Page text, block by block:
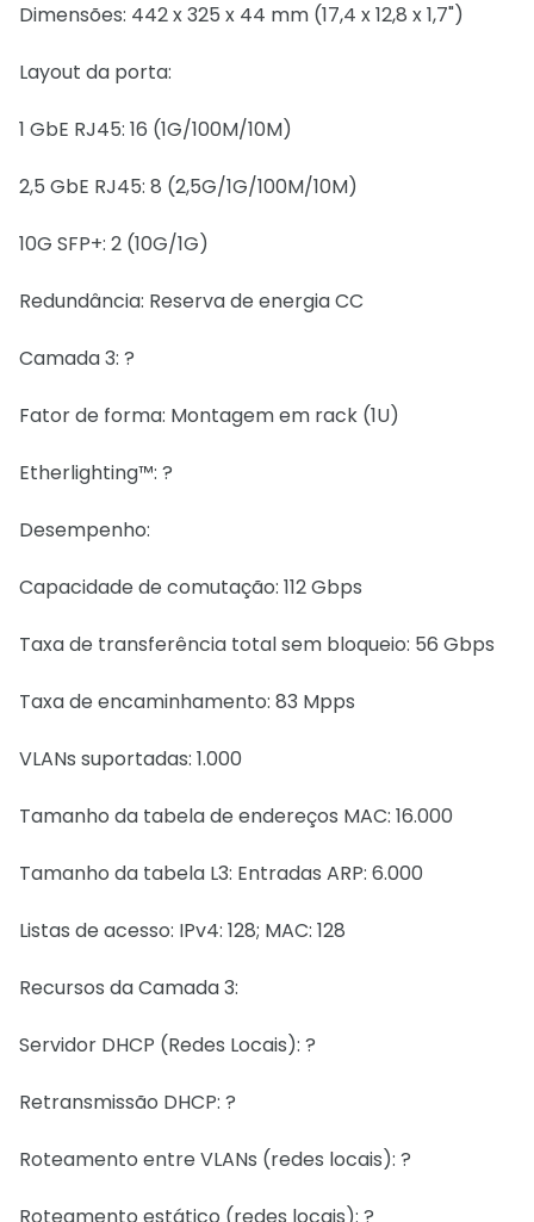
Dimensões: 442 x 325 x 44 mm (17,4 x 12,8 x 1,7")
Layout da porta:
1 GbE RJ45: 16 (1G/100M/10M)
2,5 GbE RJ45: 8 (2,5G/1G/100M/10M)
10G SFP+: 2 (10G/1G)
Redundância: Reserva de energia CC
Camada 3: ?
Fator de forma: Montagem em rack (1U)
Etherlighting™: ?
Desempenho:
Capacidade de comutação: 112 Gbps
Taxa de transferência total sem bloqueio: 56 Gbps
Taxa de encaminhamento: 83 Mpps
VLANs suportadas: 1.000
Tamanho da tabela de endereços MAC: 16.000
Tamanho da tabela L3: Entradas ARP: 6.000
Listas de acesso: IPv4: 128; MAC: 128
Recursos da Camada 3:
Servidor DHCP (Redes Locais): ?
Retransmissão DHCP: ?
Roteamento entre VLANs (redes locais): ?